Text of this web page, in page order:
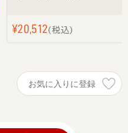
¥20,512 税込
お気に入りに登録